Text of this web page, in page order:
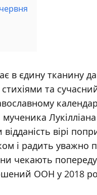
в єдину тканину
та
мученика
відданість вірі
і радить уважно
чекають
ООН у 2018